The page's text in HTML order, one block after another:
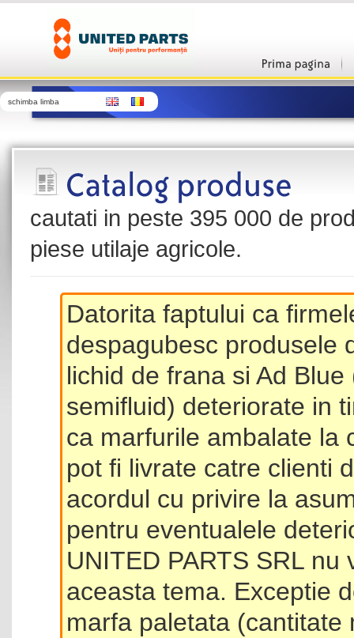
schimba limba
cautati in peste 395 000 de
piese utilaje agricole.
Datorita faptului ca
despagubesc produsele
lichid de frana si Ad
semifluid) deteriorate in
ca marfurile ambalate la
pot fi livrate catre clienti
acordul cu privire la
pentru eventualele
UNITED PARTS SRL
aceasta tema. Exceptie
marfa paletata (cantitate